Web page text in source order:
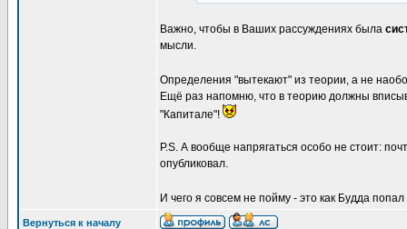
Важно, чтобы в Ваших рассуждениях была
мысли.
Определения "вытекают" из теории, а не
Ещё раз напомню, что в теорию должны
"Капитале"!
P.S. А вообще напрягаться особо не стоит:
опубликовал.
И чего я совсем не пойму - это как Будда
Вернуться к началу